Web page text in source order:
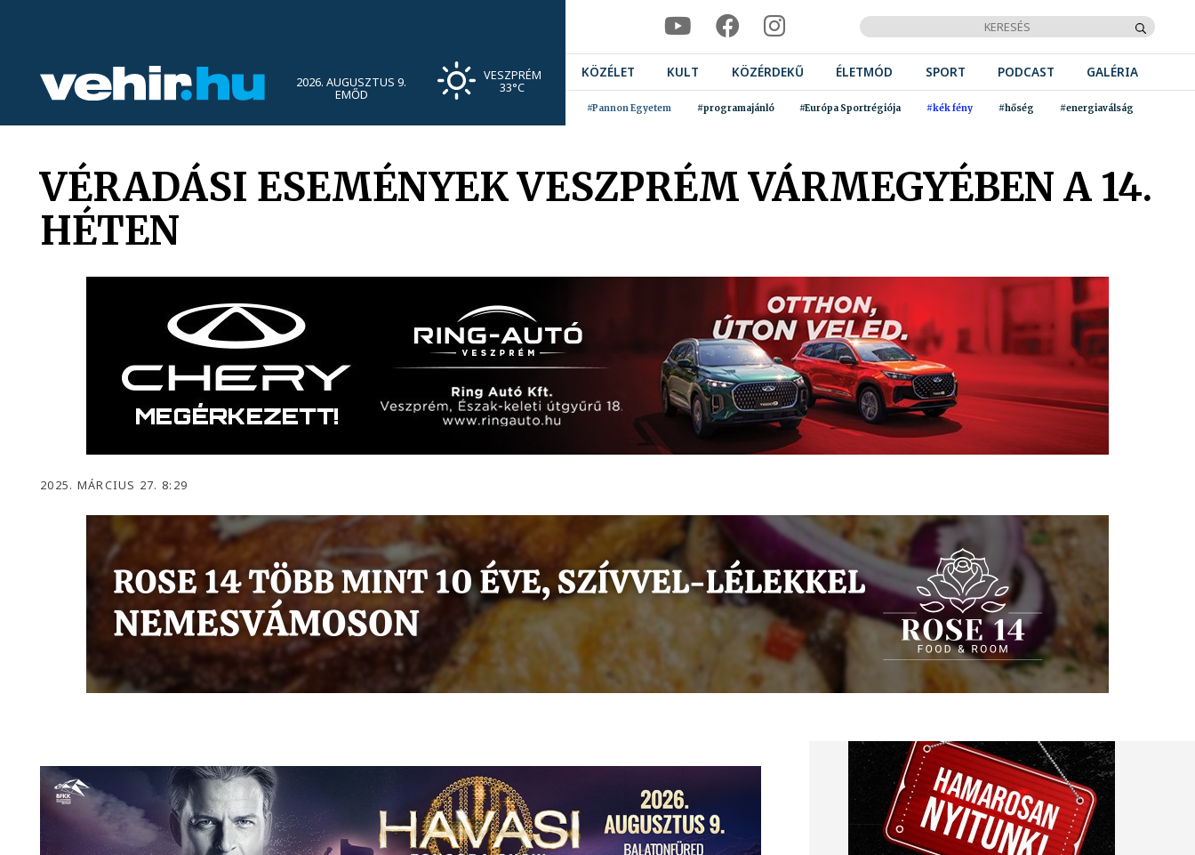
2026. AUGUSZTUS 9.
EMŐD
VESZPRÉM
33°C
KÖZÉLET KULT KÖZÉRDEKŰ ÉLETMÓD SPORT PODCAST GALÉRIA
#Pannon Egyetem #programajánló #Európa Sportrégiója #kék fény #hőség #energiaválság
VÉRADÁSI ESEMÉNYEK VESZPRÉM VÁRMEGYÉBEN A 14.
HÉTEN
2025. MÁRCIUS 27. 8:29